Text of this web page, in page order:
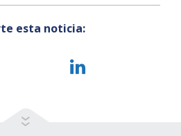
esta noticia: